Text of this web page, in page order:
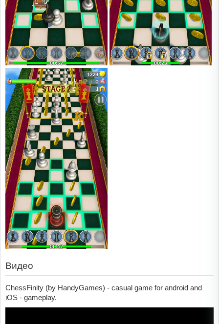
Видео
ChessFinity (by HandyGames) - casual game for android and
iOS - gameplay.